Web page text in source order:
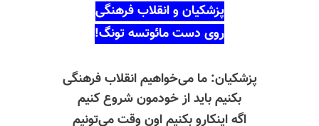
پزشکیان و انقلاب فرهنگی
روی دست مائوتسه تونگ!
پزشکیان: ما می‌خواهیم انقلاب فرهنگی
بکنیم باید از خودمون شروع کنیم
اگه اینکارو بکنیم اون وقت می‌تونیم